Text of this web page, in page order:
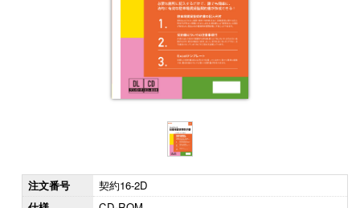
注文番号
契約16-2D